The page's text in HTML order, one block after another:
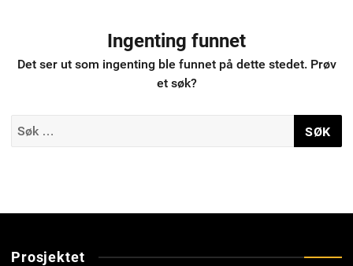
Ingenting funnet
Det ser ut som ingenting ble funnet på dette stedet. Prøv
et søk?
Søk
Prosjektet